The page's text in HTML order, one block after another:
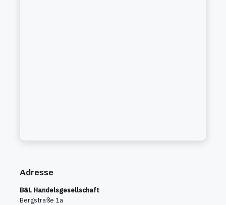
Adresse
B&L Handelsgesellschaft
Bergstraße 1a